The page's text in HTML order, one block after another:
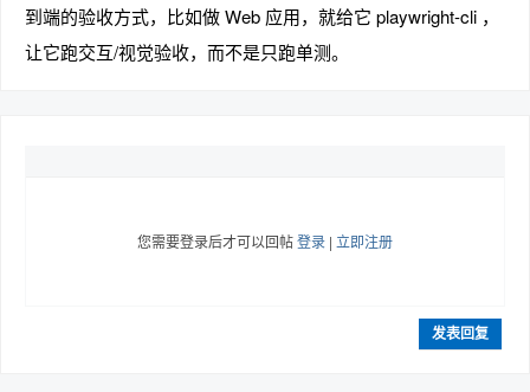
到端的验收方式，比如做 Web 应用，就给它 playwright-cli ，
让它跑交互/视觉验收，而不是只跑单测。
您需要登录后才可以回帖登录 | 立即注册
发表回复